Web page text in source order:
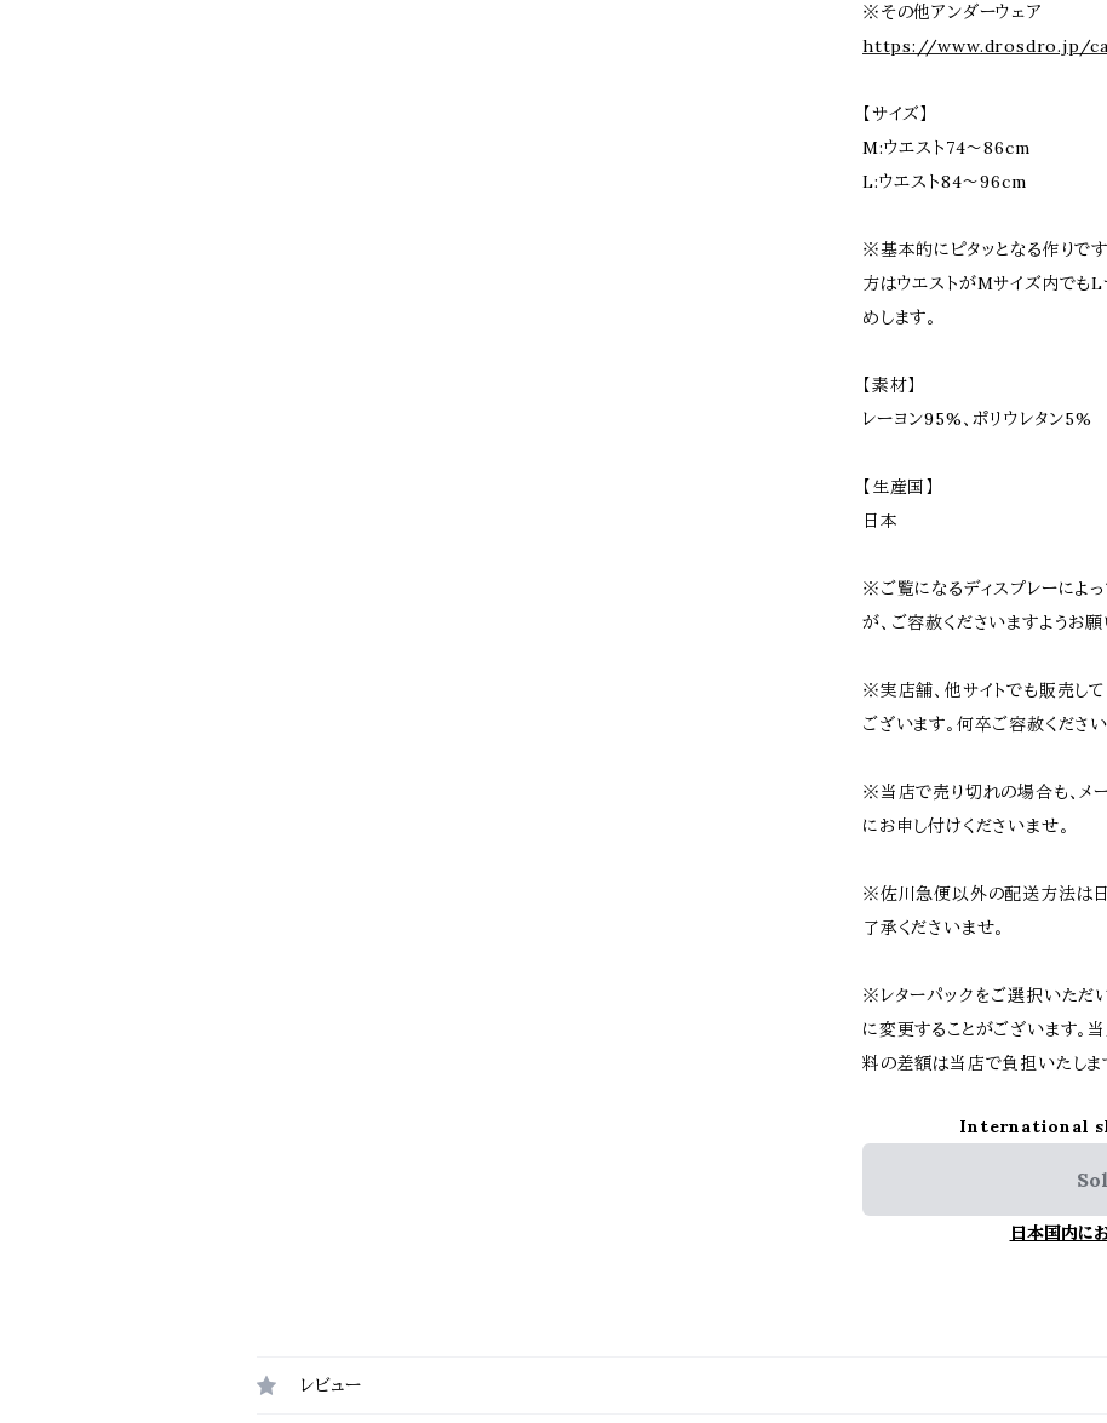
※その他アンダーウェア
https://www.drosdro.jp/
【サイズ】
M:ウエスト74～86cm
L:ウエスト84～96cm
※基本的にピタッとなる作りで
方はウエストがMサイズ内でも
めします。
【素材】
レーヨン95%、ポリウレタン5%
【生産国】
日本
※ご覧になるディスプレーによ
が、ご容赦くださいますようお願
※実店舗、他サイトでも販売し
ございます。何卒ご容赦くださ
※当店で売り切れの場合も、メ
にお申し付けくださいませ。
※佐川急便以外の配送方法は
了承くださいませ。
※レターパックをご選択いただ
に変更することがございます。
料の差額は当店で負担いたしま
International
日本国内に
レビュー